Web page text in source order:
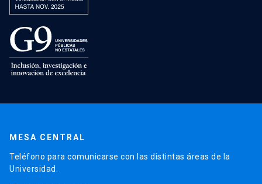
MESA CENTRAL
Teléfono para comunicarse con las distintas áreas de la
Universidad.